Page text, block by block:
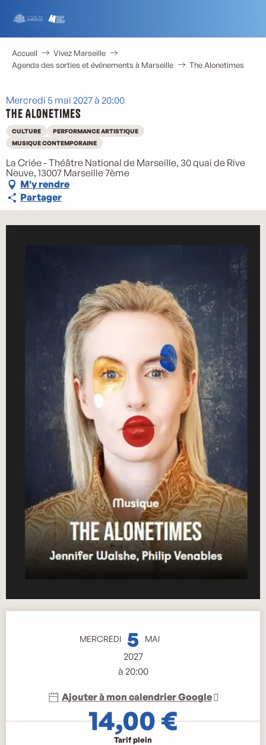
contenu
principal
Accueil
Vivez Marseille
Agenda des sorties et événements à Marseille
The Alonetimes
Mercredi 5 mai 2027 à 20:00
The Alonetimes
CULTURE
PERFORMANCE ARTISTIQUE
MUSIQUE CONTEMPORAINE
La Criée - Théâtre National de Marseille, 30 quai de Rive
Neuve, 13007 Marseille 7ème
M'y rendre
Partager
MERCREDI 5 MAI
2027
à 20:00
Ajouter à mon calendrier Google
14,00 €
Tarif plein